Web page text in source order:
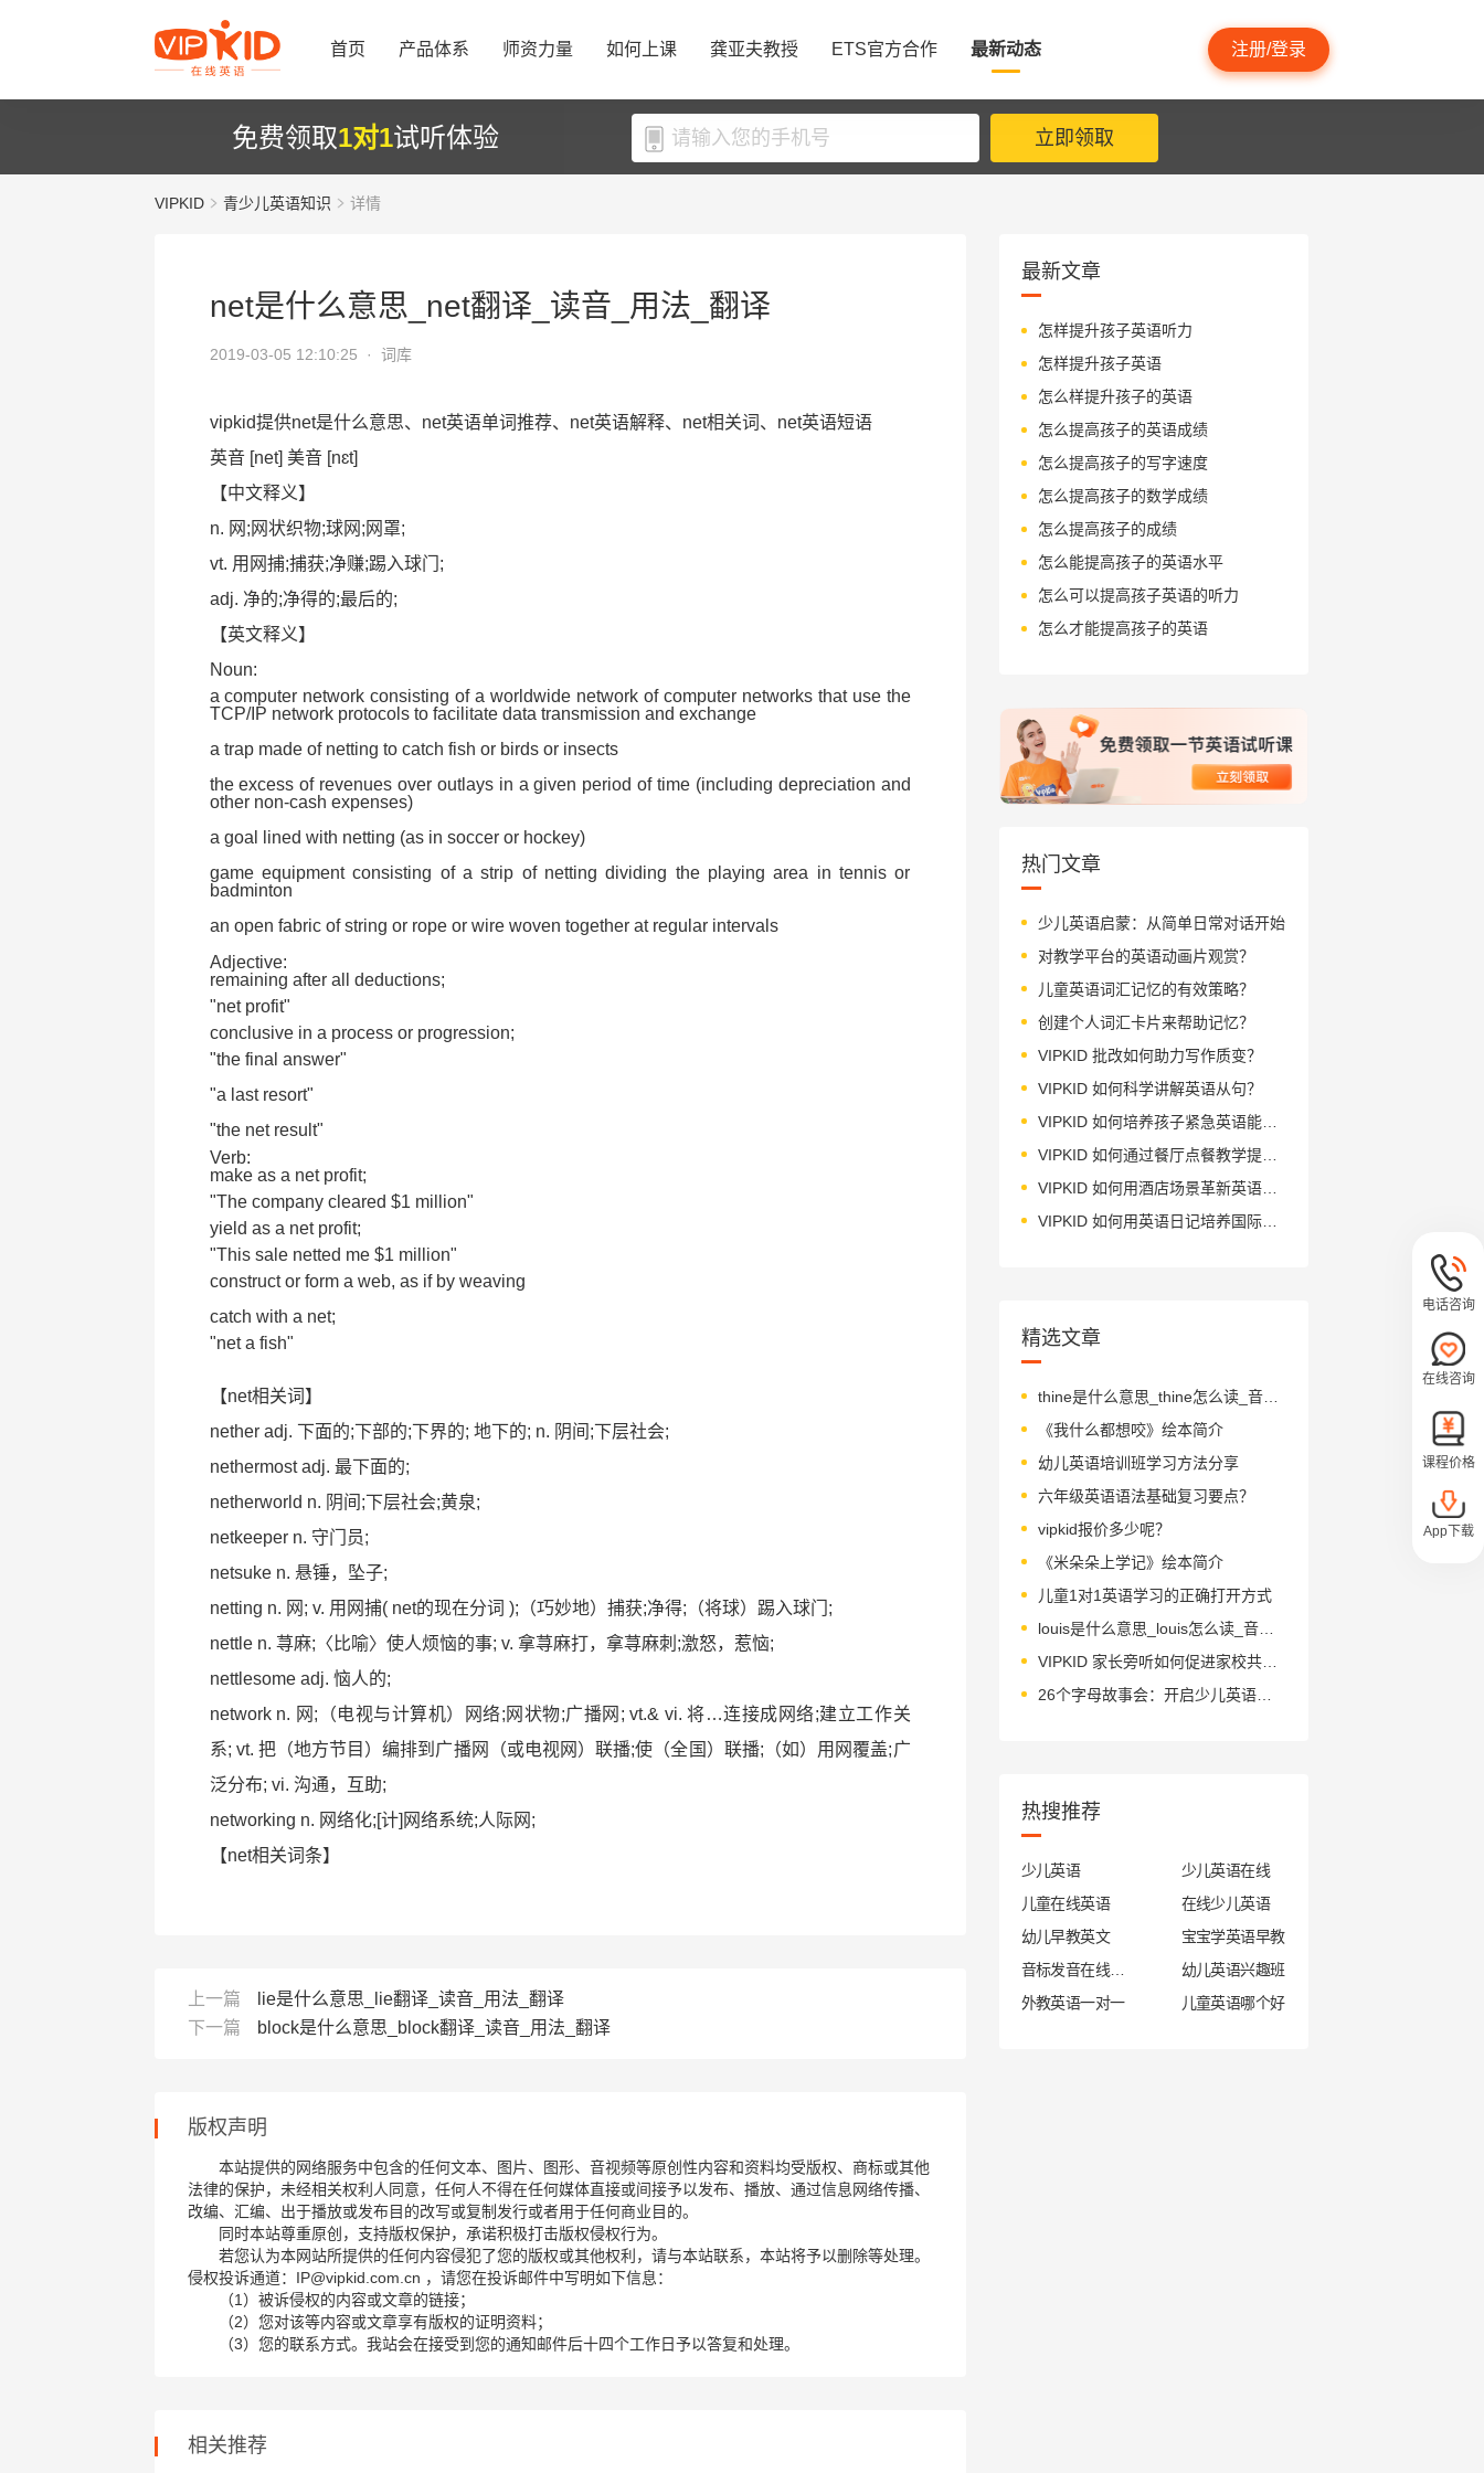
首页 产品体系 师资力量 如何上课 龚亚夫教授 ETS官方合作 最新动态 注册/登录
免费领取1对1试听体验 立即领取
VIPKID 青少儿英语知识 详情
net是什么意思_net翻译_读音_用法_翻译
2019-03-05 12:10:25 · 词库
vipkid提供net是什么意思、net英语单词推荐、net英语解释、net相关词、net英语短语
英音 [net] 美音 [nɛt]
【中文释义】
n. 网;网状织物;球网;网罩;
vt. 用网捕;捕获;净赚;踢入球门;
adj. 净的;净得的;最后的;
【英文释义】
Noun:
a computer network consisting of a worldwide network of computer networks that use the
TCP/IP network protocols to facilitate data transmission and exchange
a trap made of netting to catch fish or birds or insects
the excess of revenues over outlays in a given period of time (including depreciation and
other non-cash expenses)
a goal lined with netting (as in soccer or hockey)
game equipment consisting of a strip of netting dividing the playing area in tennis or
badminton
an open fabric of string or rope or wire woven together at regular intervals
Adjective:
remaining after all deductions;
"net profit"
conclusive in a process or progression;
"the final answer"
"a last resort"
"the net result"
Verb:
make as a net profit;
"The company cleared $1 million"
yield as a net profit;
"This sale netted me $1 million"
construct or form a web, as if by weaving
catch with a net;
"net a fish"
【net相关词】
nether adj. 下面的;下部的;下界的; 地下的; n. 阴间;下层社会;
nethermost adj. 最下面的;
netherworld n. 阴间;下层社会;黄泉;
netkeeper n. 守门员;
netsuke n. 悬锤，坠子;
netting n. 网; v. 用网捕( net的现在分词 );（巧妙地）捕获;净得;（将球）踢入球门;
nettle n. 荨麻;〈比喻〉使人烦恼的事; v. 拿荨麻打，拿荨麻刺;激怒，惹恼;
nettlesome adj. 恼人的;
network n. 网;（电视与计算机）网络;网状物;广播网; vt.& vi. 将…连接成网络;建立工作关
系; vt. 把（地方节目）编排到广播网（或电视网）联播;使（全国）联播;（如）用网覆盖;广
泛分布; vi. 沟通，互助;
networking n. 网络化;[计]网络系统;人际网;
【net相关词条】
上一篇
lie是什么意思_lie翻译_读音_用法_翻译
下一篇
block是什么意思_block翻译_读音_用法_翻译
版权声明
本站提供的网络服务中包含的任何文本、图片、图形、音视频等原创性内容和资料均受版权、商标或其他
法律的保护，未经相关权利人同意，任何人不得在任何媒体直接或间接予以发布、播放、通过信息网络传播、
改编、汇编、出于播放或发布目的改写或复制发行或者用于任何商业目的。
同时本站尊重原创，支持版权保护，承诺积极打击版权侵权行为。
若您认为本网站所提供的任何内容侵犯了您的版权或其他权利，请与本站联系，本站将予以删除等处理。
侵权投诉通道：IP@vipkid.com.cn ，请您在投诉邮件中写明如下信息：
（1）被诉侵权的内容或文章的链接；
（2）您对该等内容或文章享有版权的证明资料；
（3）您的联系方式。我站会在接受到您的通知邮件后十四个工作日予以答复和处理。
相关推荐
最新文章
怎样提升孩子英语听力
怎样提升孩子英语
怎么样提升孩子的英语
怎么提高孩子的英语成绩
怎么提高孩子的写字速度
怎么提高孩子的数学成绩
怎么提高孩子的成绩
怎么能提高孩子的英语水平
怎么可以提高孩子英语的听力
怎么才能提高孩子的英语
热门文章
少儿英语启蒙：从简单日常对话开始
对教学平台的英语动画片观赏？
儿童英语词汇记忆的有效策略？
创建个人词汇卡片来帮助记忆？
VIPKID 批改如何助力写作质变？
VIPKID 如何科学讲解英语从句？
VIPKID 如何培养孩子紧急英语能力？
VIPKID 如何通过餐厅点餐教学提升少儿英语应用能力？
VIPKID 如何用酒店场景革新英语教学？
VIPKID 如何用英语日记培养国际化人才？
精选文章
thine是什么意思_thine怎么读_音标ðaɪn
《我什么都想咬》绘本简介
幼儿英语培训班学习方法分享
六年级英语语法基础复习要点？
vipkid报价多少呢？
《米朵朵上学记》绘本简介
儿童1对1英语学习的正确打开方式
louis是什么意思_louis怎么读_音标ˈlu(-)ɪ, ˈlu(-)ɪs
VIPKID 家长旁听如何促进家校共育？
26个字母故事会：开启少儿英语之旅
热搜推荐
少儿英语
少儿英语在线
儿童在线英语
在线少儿英语
幼儿早教英文
宝宝学英语早教
幼儿英语兴趣班
外教英语一对一
儿童英语哪个好
电话咨询
在线咨询
课程价格
App下载